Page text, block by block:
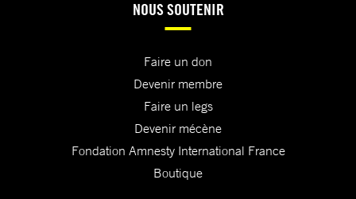
NOUS SOUTENIR
Faire un don
Devenir membre
Faire un legs
Devenir mécène
Fondation Amnesty International France
Boutique